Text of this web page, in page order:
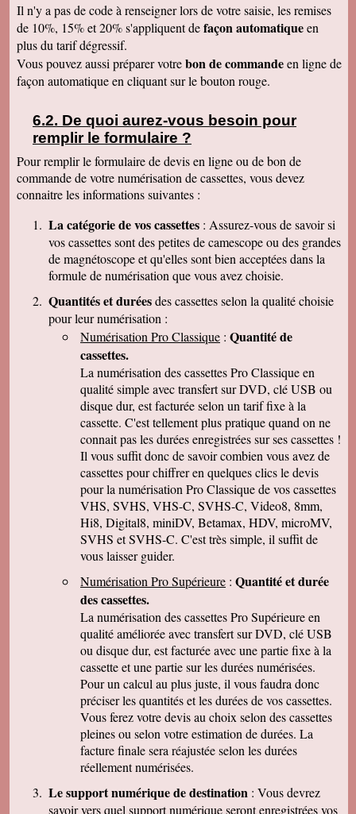
Marc T.
J'ai reçu le DVD hier. Merci beaucoup, j'aurai
d'autres bandes à vous envoyer dont du super8.
Cordialement
François L.
10.10) et tous les fichiers se sont ouverts.
Merci pour le chèque de remboursement. Il est
clair que j'indiquerais vos coordonnées aux
cordialement
Nicolas B.
J ai bien recu le colis. Les cd sont impeccables.
Thierry P.
j'ai bien reçu les lots de dvd ! merci de votre
travail et de votre gentillesse ! cordialement
Patrick C.
J 'ai bien reçu le colis , je suis content de votre
travail, ma famille en métropole doit vous
envoyer le reste des cassettes. Cordialement
J-Claude L.
Bonjour, je voulait vous remercier sincérement
pour le travail que avez effectuer en restituant
les films de nos cassettes mini dv sur dvd.
Vôtre travail est excellent et vôtre sérieux est
irréprochable. Nous auront d'autre cassettes a
vous envoyer prochainement. Encore merci est
désoler de vous remercier avec autant de retard
... Bonne continuation
Caroline P.
Merci pour votre professionnalisme. vous etes
une bonne adresse et ne manquerais pas de
parler de vous . Encore merci
J-Pierre B.
Tout est OK, merci! Dans l'avenir, j'aurai sans
doute encore recours à vous pour le même
genre de travail. Cordialement
Félix F.
J'ai bien reçu votre colis et vous remercie d'
avoir effectué ce travail délicat . J'ai visionné
les disquettes et suis pour ma part satisfait , je
pense que mon fils sera très heureux de
retrouver de tels souvenirs. Merci beaucoup
pour la rapidité du traitement de ma commande,
Très cordialement.
Michel J.
Bonjour merci de votre professionalisme et
exactitude si l'occasion se présente de vous
faire connaître je le ferai avec plaisir.
Cordialement
Il n'y a pas de code à renseigner lors de votre saisie, les remises
de 10%, 15% et 20% s'appliquent defaçon automatiqueen
plus du tarif dégressif.
Vous pouvez aussi préparer votrebon de commandeen ligne de
façon automatique en cliquant sur le bouton rouge.
De quoi aurez-vous besoin pour
remplir le formulaire ?
Pour remplir le formulaire de devis en ligne ou de bon de
commande de votre numérisation de cassettes, vous devez
connaitre les informations suivantes :
La catégorie de vos cassettes : Assurez-vous de savoir si
vos cassettes sont des petites de camescope ou des grandes
de magnétoscope et qu'elles sont bien acceptées dans la
formule de numérisation que vous avez choisie.
Quantités et duréesdes cassettes selon la qualité choisie
pour leur numérisation :
Numérisation Pro Classique : Quantité de
cassettes.
La numérisation des cassettes Pro Classique en
qualité simple avec transfert sur DVD, clé USB ou
disque dur, est facturée selon un tarif fixe à la
cassette. C'est tellement plus pratique quand on ne
connait pas les durées enregistrées sur ses cassettes !
Il vous suffit donc de savoir combien vous avez de
cassettes pour chiffrer en quelques clics le devis
pour la numérisation Pro Classique de vos cassettes
VHS, SVHS, VHS-C, SVHS-C, Video8, 8mm,
Hi8, Digital8, miniDV, Betamax, HDV, microMV,
SVHS et SVHS-C. C'est très simple, il suffit de
vous laisser guider.
Numérisation Pro Supérieure : Quantité et durée
des cassettes.
La numérisation des cassettes Pro Supérieure en
qualité améliorée avec transfert sur DVD, clé USB
ou disque dur, est facturée avec une partie fixe à la
cassette et une partie sur les durées numérisées.
Pour un calcul au plus juste, il vous faudra donc
préciser les quantités et les durées de vos cassettes.
Vous ferez votre devis au choix selon des cassettes
pleines ou selon votre estimation de durées. La
facture finale sera réajustée selon les durées
réellement numérisées.
Le support numérique de destination : Vous devrez
savoir vers quel support numérique seront enregistrées vos